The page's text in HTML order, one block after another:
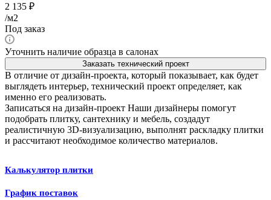
2 135 ₽
/м2
Под заказ
Уточнить наличие образца в салонах
Заказать технический проект
В отличие от дизайн-проекта, который показывает, как будет
выглядеть интерьер, технический проект определяет, как
именно его реализовать.
Записаться на дизайн-проект Наши дизайнеры помогут
подобрать плитку, сантехнику и мебель, создадут
реалистичную 3D-визуализацию, выполнят раскладку плитки
и рассчитают необходимое количество материалов.
Калькулятор плитки
График поставок